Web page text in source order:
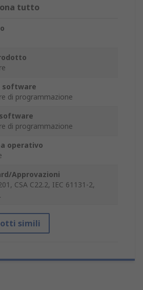
tutto
software
di programmazione
di programmazione
operativo
Approvazioni
CSA C22.2, IEC 61131-2,
simili